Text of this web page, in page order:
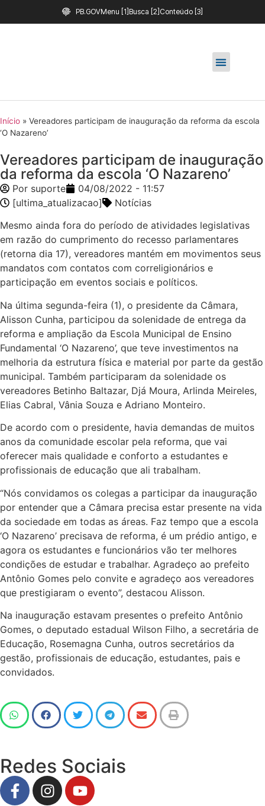
PB.GOVMenu [1] Busca [2] Conteúdo [3]
Início » Vereadores participam de inauguração da reforma da escola
‘O Nazareno’
Vereadores participam de inauguração
da reforma da escola ‘O Nazareno’
Por suporte
04/08/2022 - 11:57
[ultima_atualizacao]
Notícias
Mesmo ainda fora do período de atividades legislativas
em razão do cumprimento do recesso parlamentares
(retorna dia 17), vereadores mantém em movimentos seus
mandatos com contatos com correligionários e
participação em eventos sociais e políticos.
Na última segunda-feira (1), o presidente da Câmara,
Alisson Cunha, participou da solenidade de entrega da
reforma e ampliação da Escola Municipal de Ensino
Fundamental ‘O Nazareno’, que teve investimentos na
melhoria da estrutura física e material por parte da gestão
municipal. Também participaram da solenidade os
vereadores Betinho Baltazar, Djá Moura, Arlinda Meireles,
Elias Cabral, Vânia Souza e Adriano Monteiro.
De acordo com o presidente, havia demandas de muitos
anos da comunidade escolar pela reforma, que vai
oferecer mais qualidade e conforto a estudantes e
profissionais de educação que ali trabalham.
“Nós convidamos os colegas a participar da inauguração
por entender que a Câmara precisa estar presente na vida
da sociedade em todas as áreas. Faz tempo que a escola
‘O Nazareno’ precisava de reforma, é um prédio antigo, e
agora os estudantes e funcionários vão ter melhores
condições de estudar e trabalhar. Agradeço ao prefeito
Antônio Gomes pelo convite e agradeço aos vereadores
que prestigiaram o evento”, destacou Alisson.
Na inauguração estavam presentes o prefeito Antônio
Gomes, o deputado estadual Wilson Filho, a secretária de
Educação, Rosemagna Cunha, outros secretários da
gestão, profissionais de educação, estudantes, pais e
convidados.
Redes Sociais